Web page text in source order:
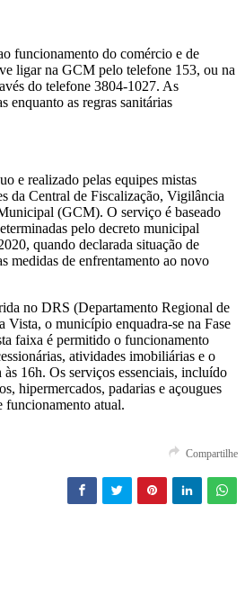
funcionamento do comércio e de
ligar na GCM pelo telefone 153, ou na
do telefone 3804-1027. As
enquanto as regras sanitárias
e realizado pelas equipes mistas
da Central de Fiscalização, Vigilância
(GCM). O serviço é baseado
pelo decreto municipal
quando declarada situação de
medidas de enfrentamento ao novo
no DRS (Departamento Regional de
Vista, o município enquadra-se na Fase
faixa é permitido o funcionamento
atividades imobiliárias e o
16h. Os serviços essenciais, incluído
hipermercados, padarias e açougues
funcionamento atual.
Compartilhe